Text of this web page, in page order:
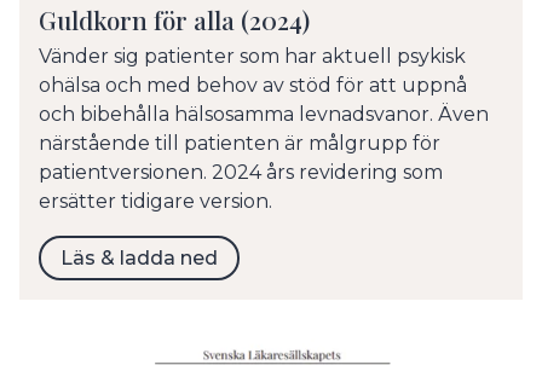
Guldkorn för alla (2024)
Vänder sig patienter som har aktuell psykisk
ohälsa och med behov av stöd för att uppnå
och bibehålla hälsosamma levnadsvanor. Även
närstående till patienten är målgrupp för
patientversionen. 2024 års revidering som
ersätter tidigare version.
Läs & ladda ned